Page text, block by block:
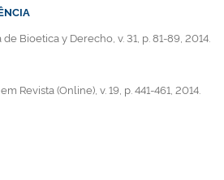
de Bioetica y Derecho, v. 31, p. 81-89, 2014.
Revista (Online), v. 19, p. 441-461, 2014.